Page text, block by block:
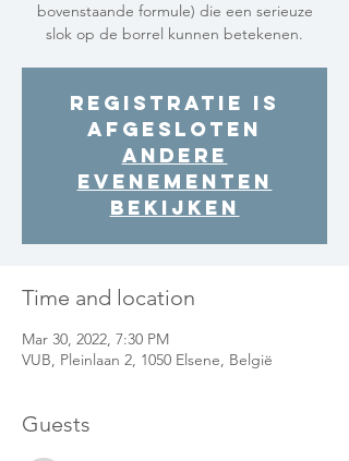
bovenstaande formule) die een serieuze
slok op de borrel kunnen betekenen.
Registratie is
afgesloten
Andere
evenementen
bekijken
Time and location
Mar 30, 2022, 7:30 PM
VUB, Pleinlaan 2, 1050 Elsene, België
Guests